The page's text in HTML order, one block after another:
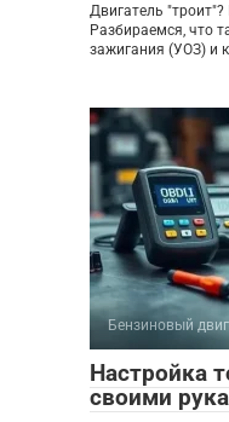
Двигатель
Разбираемся, что
зажигания (УОЗ) и
Бензиновый
Настройка
своими